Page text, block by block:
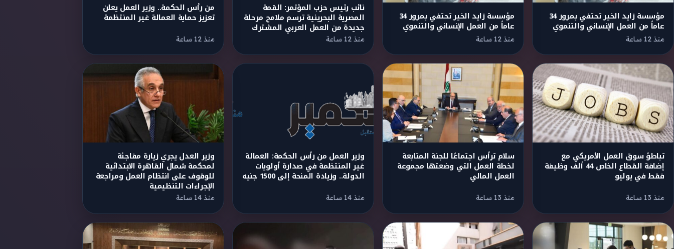
مؤسسة زايد الخير تحتفي بمرور 34
عاماً من العمل الإنساني والتنموي
منذ 12 ساعة
مؤسسة زايد الخير تحتفي بمرور 34
عاماً من العمل الإنساني والتنموي
منذ 12 ساعة
نائب رئيس حزب المؤتمر: القمة
المصرية البحرينية ترسم ملامح مرحلة
جديدة من العمل العربي المشترك
منذ 12 ساعة
من رأس الحكمة.. وزير العمل يعلن
تعزيز حماية العمالة غير المنتظمة
منذ 12 ساعة
تباطؤ سوق العمل الأمريكي مع
إضافة القطاع الخاص 44 ألف وظيفة
فقط في يوليو
منذ 13 ساعة
سلام ترأس اجتماعًا للجنة المتابعة
لخطة العمل التي وضعتها مجموعة
العمل المالي
منذ 13 ساعة
وزير العمل من رأس الحكمة: العمالة
غير المنتظمة في صدارة أولويات
الدولة.. وزيادة المنحة إلى 1500 جنيه
منذ 14 ساعة
وزير العدل يجري زيارة مفاجئة
لمحكمة شمال القاهرة الابتدائية
للوقوف على انتظام العمل ومراجعة
الإجراءات التنظيمية
منذ 14 ساعة